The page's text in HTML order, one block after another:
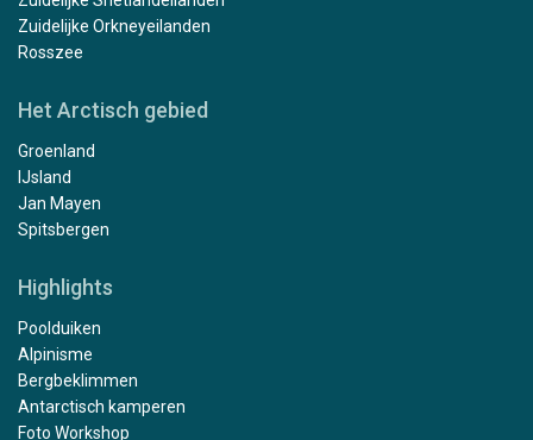
Zuidelijke Orkneyeilanden
Rosszee
Het Arctisch gebied
Groenland
IJsland
Jan Mayen
Spitsbergen
Highlights
Poolduiken
Alpinisme
Bergbeklimmen
Antarctisch kamperen
Foto Workshop